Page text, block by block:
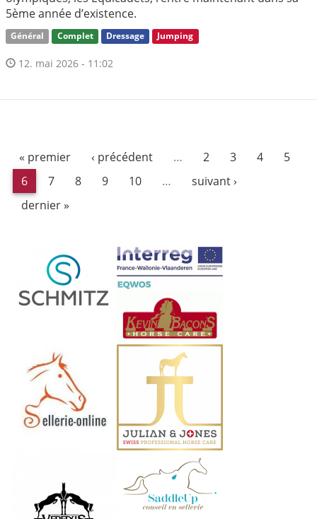
5ème année d’existence.
Général Complet Dressage Jumping
12. mai 2026 - 11:02
« premier ‹ précédent … 2 3 4
5
6
7 8 9 10 …
suivant ›
dernier »